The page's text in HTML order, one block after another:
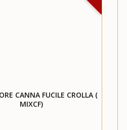
CANNA FUCILE CROLLA (
MIXCF)